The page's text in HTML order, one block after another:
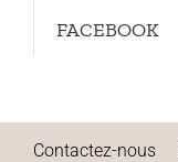
FACEBOOK
Contactez-nous